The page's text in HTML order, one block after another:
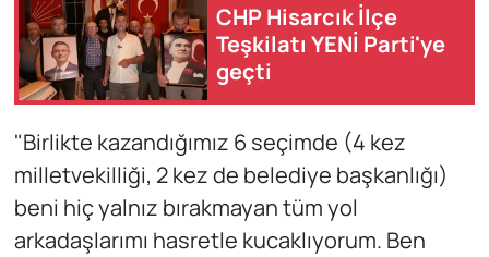
CHP Hisarcık İlçe
Teşkilatı YENİ Parti'ye
geçti
"Birlikte kazandığımız 6 seçimde (4 kez
milletvekilliği, 2 kez de belediye başkanlığı)
beni hiç yalnız bırakmayan tüm yol
arkadaşlarımı hasretle kucaklıyorum. Ben